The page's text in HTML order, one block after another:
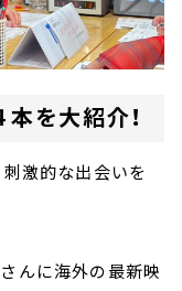
を大紹介！
激的な出会いを
んに海外の最新映